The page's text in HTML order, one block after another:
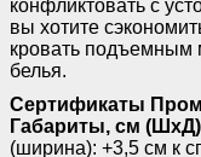
конфликтовать с
вы хотите
кровать подъемным
белья.
Сертификаты
Габариты, см (ШхД)
(ширина): +3,5 см к